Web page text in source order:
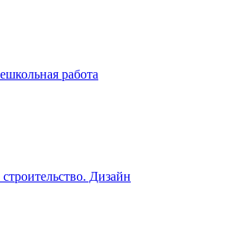
работа
Дизайн